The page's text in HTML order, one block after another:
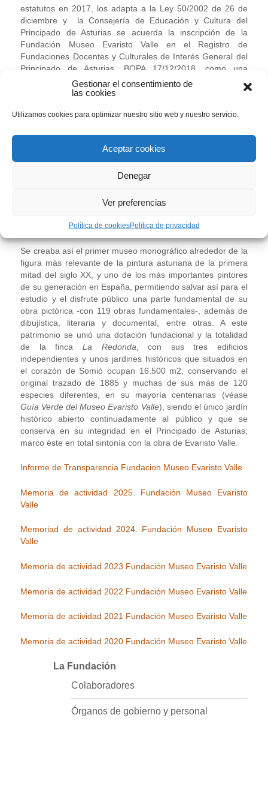
Gestionar el consentimiento de
las cookies
Utilizamos cookies para optimizar nuestro sitio web y nuestro servicio.
Aceptar cookies
Denegar
Ver preferencias
Política de cookiesPolítica de privacidad
estatutos en 2017, los adapta a la Ley 50/2002 de 26 de
diciembre y la Consejería de Educación y Cultura del
Principado de Asturias se acuerda la inscripción de la
Fundación Museo Evaristo Valle en el Registro de
Fundaciones Docentes y Culturales de Interés General del
Principado de Asturias, BOPA 17/12/2018, como una
fundación de interés general, calificándola como cultural,
con el número de fundación 33/FDC0182.
El Museo Evaristo Valle, constituído en 1981 como
su muerte en 1951 atesoró con admirable celo obras,
integran los fondos del museo, a los que unió una dotación
ellos construido expresamente para museo en 1971, el
en 1942 y adaptado posteriormente a los nuevos fines.
Se creaba así el primer museo monográfico alrededor de la
figura más relevante de la pintura asturiana de la primera
mitad del siglo XX, y uno de los más importantes pintores
de su generación en España, permitiendo salvar así para el
estudio y el disfrute público una parte fundamental de su
obra pictórica -con 119 obras fundamentales-, además de
dibujística, literaria y documental, entre otras. A este
patrimonio se unió una dotación fundacional y la totalidad
de la finca La Redonda , con sus tres edificios
independientes y unos jardines históricos que situados en
el corazón de Somió ocupan 16.500 m2, conservando el
original trazado de 1885 y muchas de sus más de 120
especies diferentes, en su mayoría centenarias (véase
Guía Verde del Museo Evaristo Valle), siendo el único jardín
histórico abierto continuadamente al público y que se
conserva en su integridad en el Principado de Asturias;
marco éste en total sintonía con la obra de Evaristo Valle.
Informe de Transparencia Fundacion Museo Evaristo Valle
Memoria de actividad 2025. Fundación Museo Evaristo
Valle
Memoriad de actividad 2024. Fundación Museo Evaristo
Valle
Memoria de actividad 2023 Fundación Museo Evaristo Valle
Memoria de actividad 2022 Fundación Museo Evaristo Valle
Memoria de actividad 2021 Fundación Museo Evaristo Valle
Memoria de actividad 2020 Fundación Museo Evaristo Valle
La Fundación
Colaboradores
Órganos de gobierno y personal